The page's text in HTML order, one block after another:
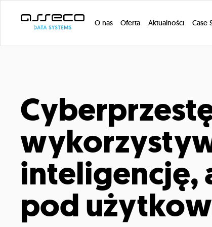
O nas Oferta Aktualności Case
inteligencję,
pod